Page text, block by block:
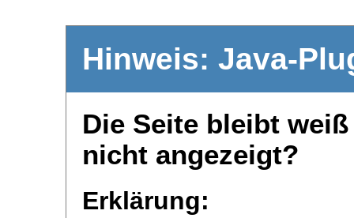
Hinweis: Java-
Die Seite bleibt
nicht angezeigt?
Erklärung: